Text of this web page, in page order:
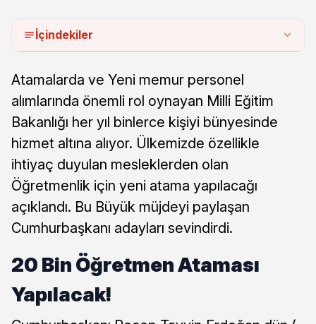
İçindekiler
Atamalarda ve Yeni memur personel
alımlarında önemli rol oynayan Milli Eğitim
Bakanlığı her yıl binlerce kişiyi bünyesinde
hizmet altına alıyor. Ülkemizde özellikle
ihtiyaç duyulan mesleklerden olan
Öğretmenlik için yeni atama yapılacağı
açıklandı. Bu Büyük müjdeyi paylaşan
Cumhurbaşkanı adayları sevindirdi.
20 Bin Öğretmen Ataması
Yapılacak!